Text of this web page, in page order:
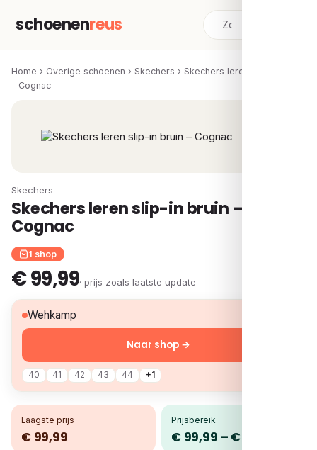
schoenenreus
Home › Overige schoenen › Skechers › Skechers leren slip-in bruin
– Cognac
Skechers
Skechers leren slip-in bruin –
Cognac
1 shop
€ 99,99· prijs zoals laatste update
Wehkamp
40 41 42 43 44 +1
Naar shop →
Laagste prijs
€ 99,99
Prijsbereik
€ 99,99 – € 99,99